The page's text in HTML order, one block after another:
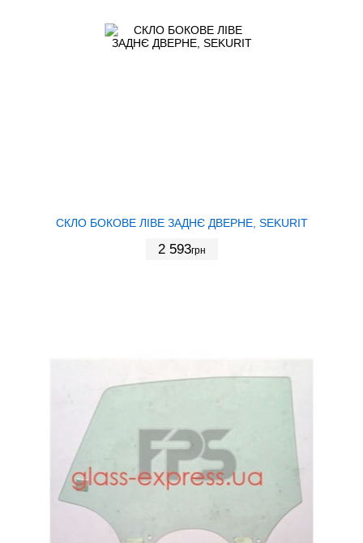
СКЛО БОКОВЕ ЛІВЕ ЗАДНЄ ДВЕРНЕ, SEKURIT
2 593грн